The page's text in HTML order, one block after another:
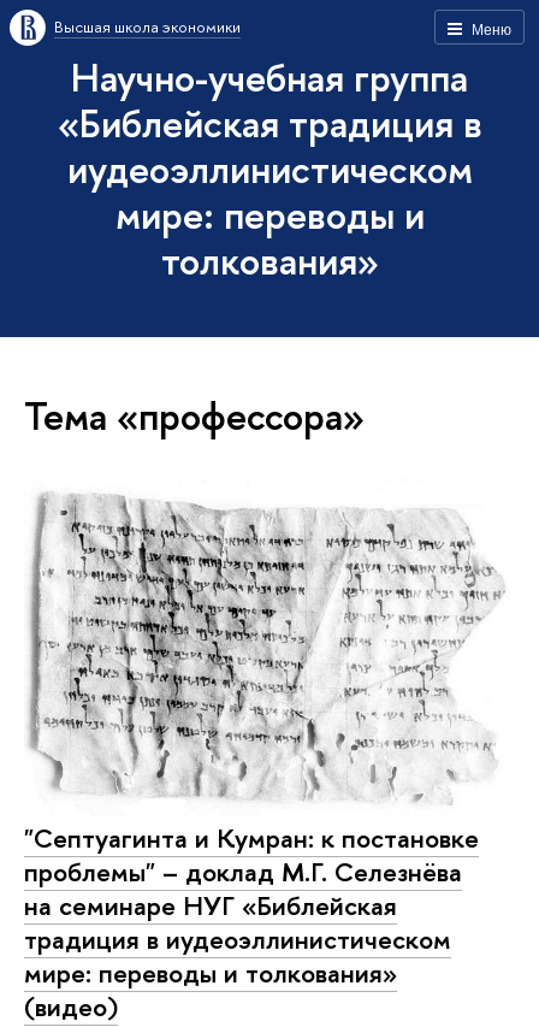
Меню
Высшая школа экономики
Научно-учебная группа
«Библейская традиция в
иудеоэллинистическом
мире: переводы и
толкования»
Тема «профессора»
"Септуагинта и Кумран: к постановке
проблемы" – доклад М.Г. Селезнёва
на семинаре НУГ «Библейская
традиция в иудеоэллинистическом
мире: переводы и толкования»
(видео)